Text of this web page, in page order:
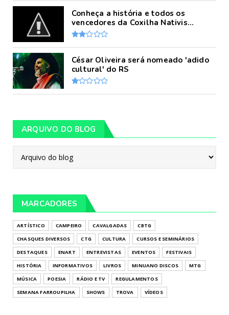
Conheça a história e todos os
vencedores da Coxilha Nativis...
César Oliveira será nomeado 'adido
cultural' do RS
ARQUIVO DO BLOG
MARCADORES
ARTÍSTICO CAMPEIRO CAVALGADAS
CBTG
CHASQUES DIVERSOS
CTG CULTURA
CURSOS E SEMINÁRIOS
DESTAQUES
ENART ENTREVISTAS EVENTOS
FESTIVAIS
HISTÓRIA
INFORMATIVOS LIVROS MINUANO DISCOS
MTG
MÚSICA
POESIA RÁDIO E TV
REGULAMENTOS
SEMANA FARROUPILHA
SHOWS TROVA VÍDEOS